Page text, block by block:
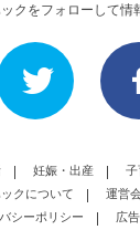
クをフォローして情
妊娠・出産
子
クについて
運営
シーポリシー
広